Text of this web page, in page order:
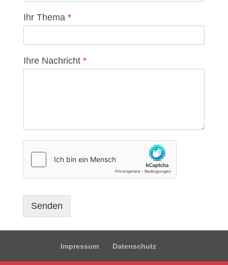
Ihr Thema *
Ihre Nachricht *
Senden
Impressum Datenschutz